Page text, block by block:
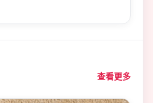
查看更多